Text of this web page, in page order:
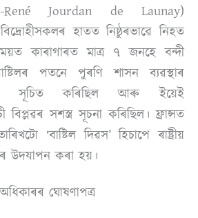
René Jourdan de Launay)
হাতত নিষ্ঠুৰভাৱে নিহত
কাৰাগাৰত মাত্ৰ ৭ জনহে বন্দী
পতনে পুৰণি শাসন ব্যৱস্থাৰ
সূচিত কৰিছিল আৰু ইয়েই
বিপ্লৱৰ সশস্ত্ৰ সূচনা কৰিছিল। ফ্ৰান্সত
‘বাষ্টিল দিৱস’ হিচাপে ৰাষ্ট্ৰীয়
উদযাপন কৰা হয়।
ঘোষণাপত্ৰ